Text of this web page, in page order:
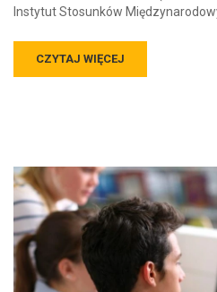
Instytut Stosunków
CZYTAJ WIĘCEJ